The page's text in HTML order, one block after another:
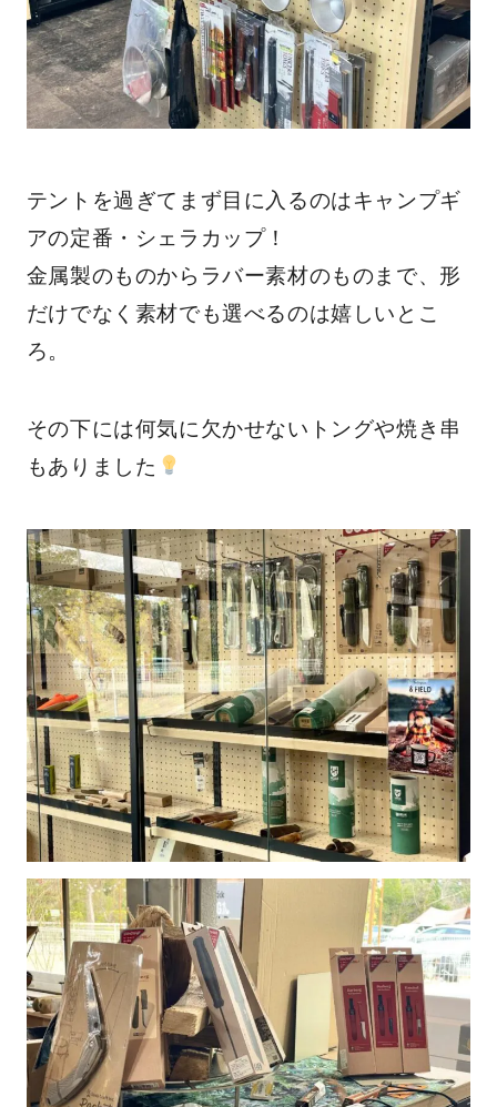
テントを過ぎてまず目に入るのはキャンプギ
アの定番・シェラカップ！
金属製のものからラバー素材のものまで、形
だけでなく素材でも選べるのは嬉しいとこ
ろ。
その下には何気に欠かせないトングや焼き串
もありました